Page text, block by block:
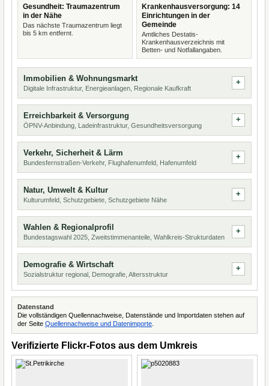
Gesundheit: Traumazentrum
in der Nähe
Das nächste Traumazentrum liegt
bis 5 km entfernt.
Krankenhausversorgung: 14
Einrichtungen in der
Gemeinde
Amtliches Destatis-
Krankenhausverzeichnis mit
Betten- und Notfallangaben.
Immobilien & Wohnungsmarkt
Digitale Infrastruktur, Energieanlagen, Regionale Kaufkraft
Erreichbarkeit & Versorgung
ÖPNV-Anbindung, Ladeinfrastruktur, Gesundheitsversorgung
Verkehr, Sicherheit & Lärm
Bundesfernstraßen-Verkehr, Flughafenumfeld, Hafenumfeld
Natur, Umwelt & Kultur
Kulturumfeld, Schutzgebiete, Schutzgebiete Nähe
Wahlen & Regionalprofil
Bundestagswahl 2025, Zweitstimmenanteile, Wahlkreis-Strukturdaten
Demografie & Wirtschaft
Sozialstruktur regional, Demografie, Altersstruktur
Datenstand
Die vollständigen Quellennachweise, Datenstände und Importdaten stehen auf
der Seite Quellennachweise und Datenimporte
Verifizierte Flickr-Fotos aus dem Umkreis